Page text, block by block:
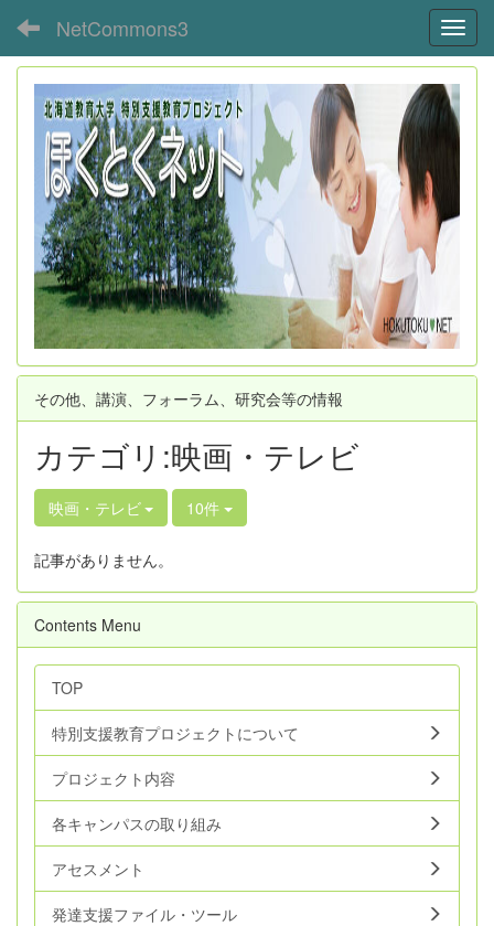
NetCommons3
その他、講演、フォーラム、研究会等の情報
カテゴリ:映画・テレビ
映画・テレビ 10件
記事がありません。
Contents Menu
TOP
特別支援教育プロジェクトについて
プロジェクト内容
各キャンパスの取り組み
アセスメント
発達支援ファイル・ツール